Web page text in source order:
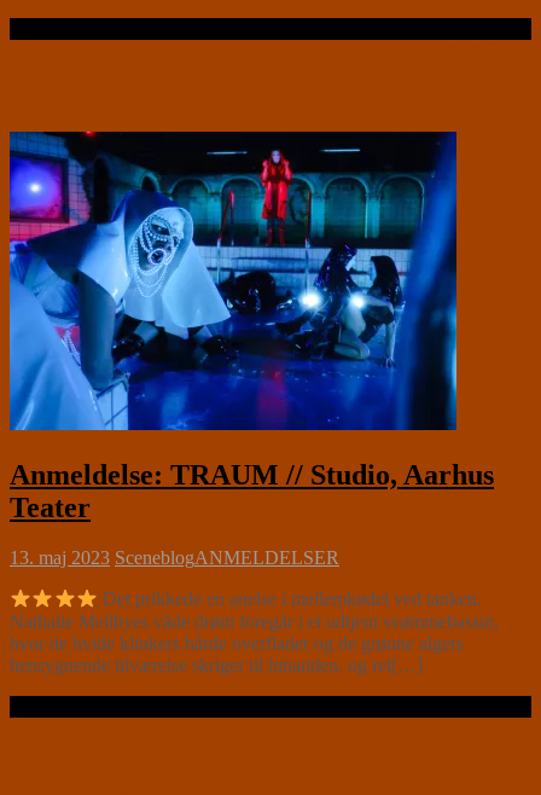
Anmeldelse: TRAUM // Studio, Aarhus
Teater
13. maj 2023 SceneblogANMELDELSER
Det prikkede en anelse i mellemkødet ved tanken.
Nathalie Mellbyes våde drøm foregår i et udtjent svømmebassin,
hvor de hvide klinkers hårde overflader og de grønne algers
hensygnende tilværelse skriger til hinanden, og ret[…]